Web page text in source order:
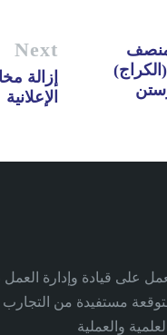
منصف
Next
إزالة
الإعلانية
على قيادة وإدارة العمل
مستفيدة من
والعملية